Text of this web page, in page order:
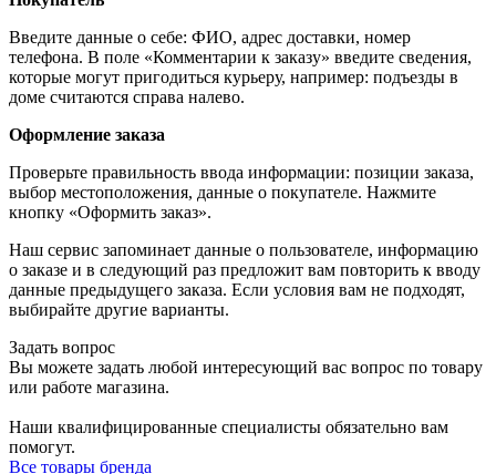
Введите данные о себе: ФИО, адрес доставки, номер
телефона. В поле «Комментарии к заказу» введите сведения,
которые могут пригодиться курьеру, например: подъезды в
доме считаются справа налево.
Оформление заказа
Проверьте правильность ввода информации: позиции заказа,
выбор местоположения, данные о покупателе. Нажмите
кнопку «Оформить заказ».
Наш сервис запоминает данные о пользователе, информацию
о заказе и в следующий раз предложит вам повторить к вводу
данные предыдущего заказа. Если условия вам не подходят,
выбирайте другие варианты.
Задать вопрос
Вы можете задать любой интересующий вас вопрос по товару
или работе магазина.
Наши квалифицированные специалисты обязательно вам
помогут.
Все товары бренда